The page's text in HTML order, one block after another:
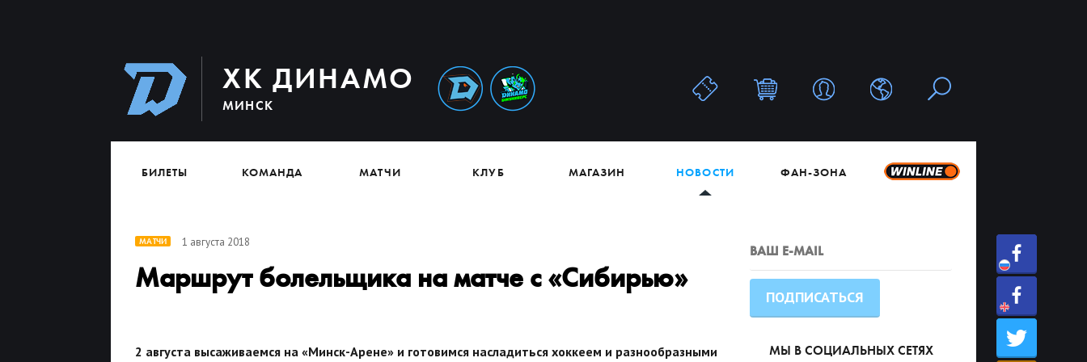
ХК ДИНАМО
МИНСК
БИЛЕТЫ КОМАНДА МАТЧИ КЛУБ МАГАЗИН НОВОСТИ ФАН-ЗОНА
МЫ В СОЦИАЛЬНЫХ СЕТЯХ
МАТЧИ 1 августа 2018
Маршрут болельщика на матче с «Сибирью»
2 августа высаживаемся на «Минск-Арене» и готовимся насладиться хоккеем и разнообразными